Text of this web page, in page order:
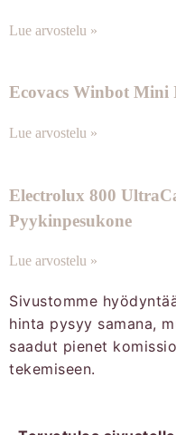
Lue arvostelu »
Ecovacs Winbot
Lue arvostelu »
Electrolux 800
Pyykinpesukone
Lue arvostelu »
Sivustomme
hinta pysyy samana,
saadut pienet
tekemiseen.